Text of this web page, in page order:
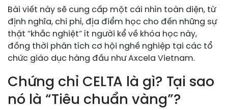
Bài viết này sẽ cung cấp một cái nhìn toàn diện, từ
định nghĩa, chi phí, địa điểm học cho đến những sự
thật “khắc nghiệt” ít người kể về khóa học này,
đồng thời phân tích cơ hội nghề nghiệp tại các tổ
chức giáo dục hàng đầu như Axcela Vietnam.
Chứng chỉ CELTA là gì? Tại sao
nó là “Tiêu chuẩn vàng”?